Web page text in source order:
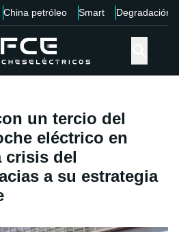
China petróleo Smart Degradación
un tercio del
eléctrico en
crisis del
a su estrategia